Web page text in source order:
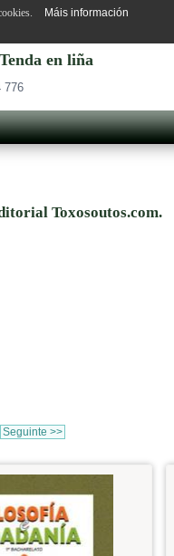
en liña
776
Toxosoutos.com.
Seguinte >>
Máis información